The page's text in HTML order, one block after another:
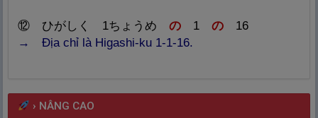
⑫ ひがしく 1ちょうめ の1 の16
→ Địa chỉ là Higashi-ku 1-1-16.
› NÂNG CAO